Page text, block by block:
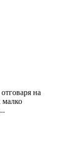
на
малко